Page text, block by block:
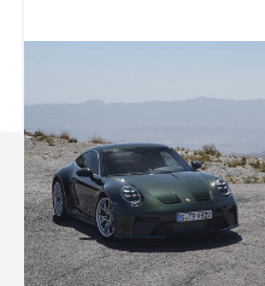
スズキ ジムニー｜Suzuki
マツダ｜Mazda
マツダ ロ